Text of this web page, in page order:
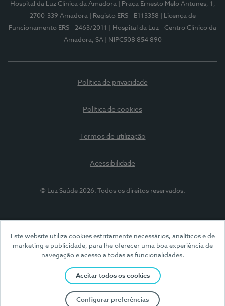
Este website utiliza cookies estritamente necessários, analíticos e de
marketing e publicidade, para lhe oferecer uma boa experiência de
navegação e acesso a todas as funcionalidades.
Aceitar todos os cookies
Configurar preferências
Hospital da Luz Clínica da Amadora
| Praça Ernesto Melo Antunes, 1,
2700-339 Amadora
| Registo ERS - E113358
| Licença de
Funcionamento ERS - 2463/2011
| Hospital da Luz - Centro Clínico da
Amadora, SA
| NIPC508 854 890
Política de privacidade
Política de cookies
Termos de utilização
Acessibilidade
© Luz Saúde 2026. Todos os direitos reservados.